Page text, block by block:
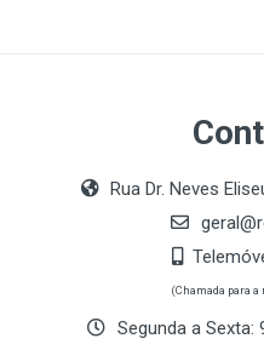
Rua Dr. Neves
(Chamada para
Segunda a Sexta: